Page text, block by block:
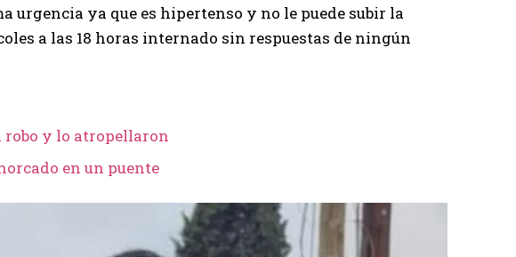
urgencia ya que es hipertenso y no le puede subir la
a las 18 horas internado sin respuestas de ningún
y lo atropellaron
en un puente